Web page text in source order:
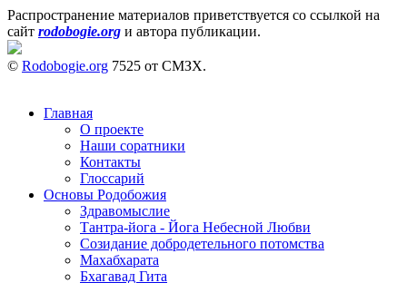
Распространение материалов приветствуется со ссылкой на
сайт rodobogie.org и автора публикации.
© Rodobogie.org 7525 от СМЗХ.
Главная
О проекте
Наши соратники
Контакты
Глоссарий
Основы Родобожия
Здравомыслие
Тантра-йога - Йога Небесной Любви
Созидание добродетельного потомства
Махабхарата
Бхагавад Гита